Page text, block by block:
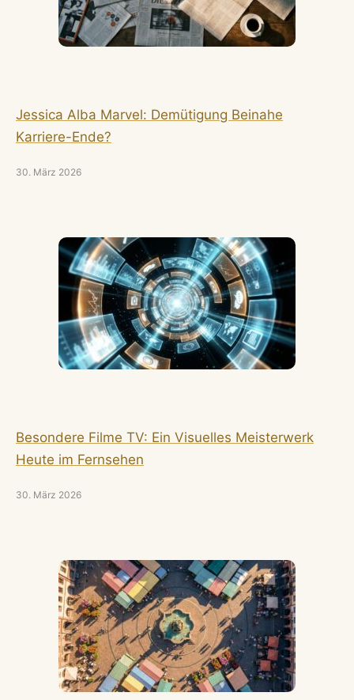
Jessica Alba Marvel: Demütigung Beinahe
Karriere-Ende?
30. März 2026
Besondere Filme TV: Ein Visuelles Meisterwerk
Heute im Fernsehen
30. März 2026